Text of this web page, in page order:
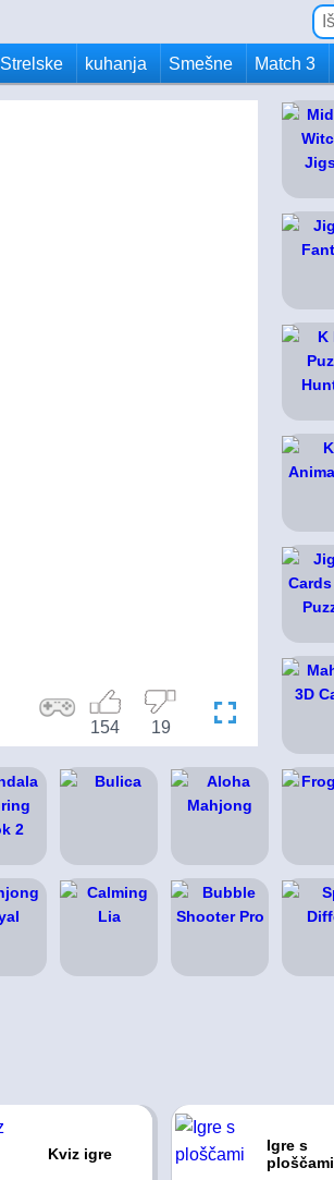
Strelske kuhanja Smešne Match 3
19
154
Kviz igre
Igre s
ploščami